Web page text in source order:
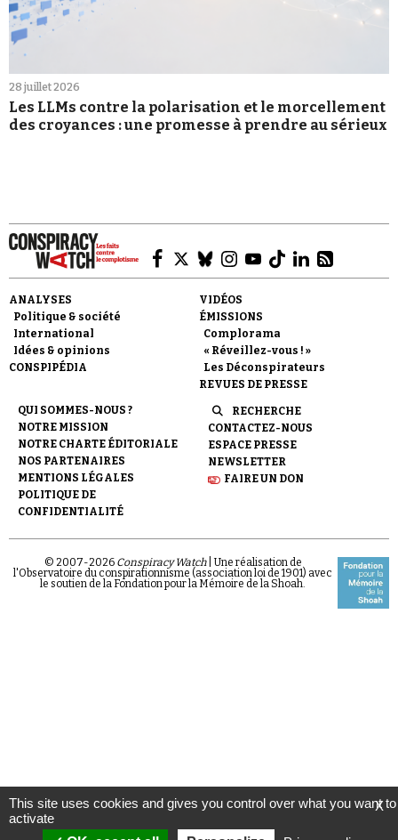
28 juillet 2026
Les LLMs contre la polarisation et le morcellement
des croyances : une promesse à prendre au sérieux
ANALYSES
Politique & société
International
Idées & opinions
CONSPIPÉDIA
VIDÉOS
ÉMISSIONS
Complorama
« Réveillez-vous ! »
Les Déconspirateurs
REVUES DE PRESSE
QUI SOMMES-NOUS ?
NOTRE MISSION
NOTRE CHARTE ÉDITORIALE
NOS PARTENAIRES
MENTIONS LÉGALES
POLITIQUE DE
CONFIDENTIALITÉ
RECHERCHE
CONTACTEZ-NOUS
ESPACE PRESSE
NEWSLETTER
FAIRE UN DON
© 2007-2026 Conspiracy Watch| Une réalisation de
l'Observatoire du conspirationnisme (association loi de 1901) avec
le soutien de la Fondation pour la Mémoire de la Shoah.
X
This site uses cookies and gives you control over what you want to
activate